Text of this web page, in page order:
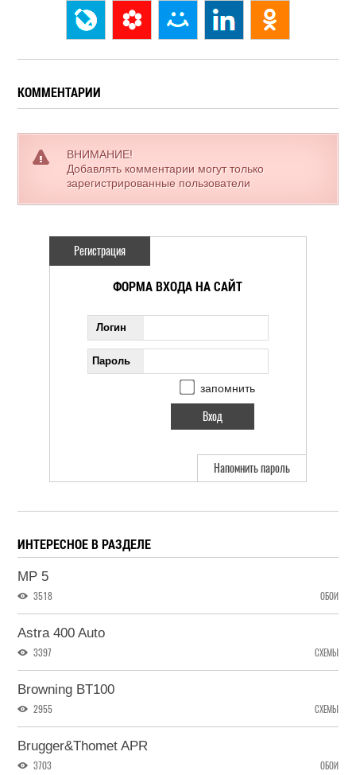
КОММЕНТАРИИ
ВНИМАНИЕ!
Добавлять комментарии могут только
зарегистрированные пользователи
Регистрация
ФОРМА ВХОДА НА САЙТ
Логин
Пароль
запомнить
Напомнить пароль
ИНТЕРЕСНОЕ В РАЗДЕЛЕ
MP 5
3518 ОБОИ
Astra 400 Auto
3397 СХЕМЫ
Browning BT100
2955 СХЕМЫ
Brugger&Thomet APR
3703 ОБОИ